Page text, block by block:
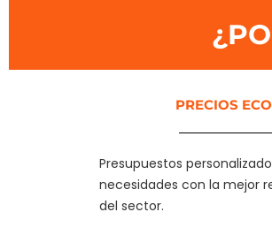
PRECIOS
Presupuestos
necesidades con la mejor
del sector.